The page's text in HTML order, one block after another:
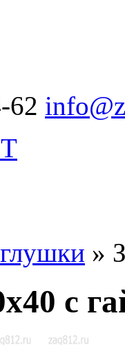
62
»
с